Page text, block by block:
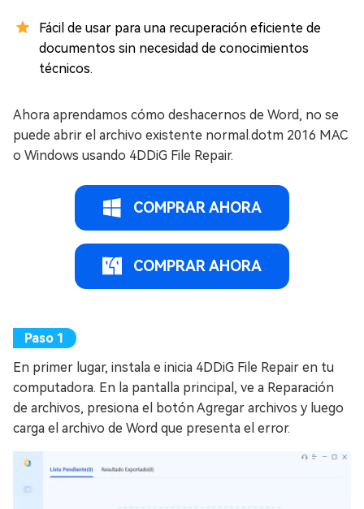
Fácil de usar para una recuperación eficiente de
documentos sin necesidad de conocimientos
técnicos.
Ahora aprendamos cómo deshacernos de Word, no se
puede abrir el archivo existente normal.dotm 2016 MAC
o Windows usando 4DDiG File Repair.
COMPRAR AHORA
COMPRAR AHORA
En primer lugar, instala e inicia 4DDiG File Repair en tu
computadora. En la pantalla principal, ve a Reparación
de archivos, presiona el botón Agregar archivos y luego
carga el archivo de Word que presenta el error.